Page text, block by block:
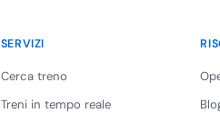
SERVIZI
Cerca treno
Treni in tempo reale